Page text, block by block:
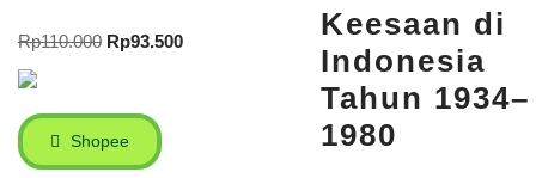
Rp110.000 Rp93.500
Shopee
Keesaan di
Indonesia
Tahun 1934–
1980